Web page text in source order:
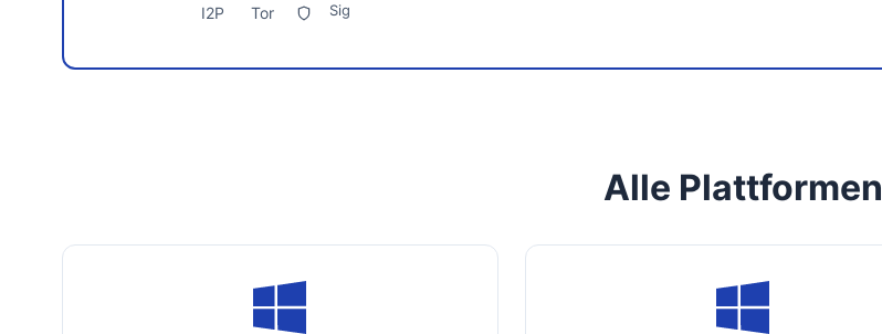
I2P Tor Sig
Alle Plattformen